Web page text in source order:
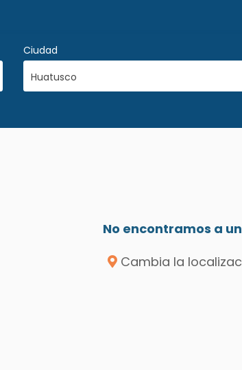
Ciudad
Huatusco
No encontramos a
Cambia la